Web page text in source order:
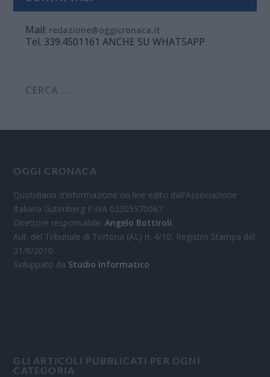
Mail: redazione@oggicronaca.it
Tel. 339.4501161 ANCHE SU WHATSAPP
OGGI CRONACA
Quotidiano d'informazione on line edito dall'Associazione
Italiana Gutenberg P.IVA 02305570067.
Direttore responsabile:Angelo Bottiroli.
Aut. del Tribunale di Tortona (AL) n. 4/10, Registro Stampa del
31/8/2010.
Sviluppato da Studio Informatico
GLI ARTICOLI PUBBLICATI PER OGNI
CATEGORIA